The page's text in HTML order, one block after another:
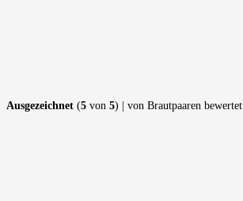
Ausgezeichnet (5 von 5) | von Brautpaaren bewertet